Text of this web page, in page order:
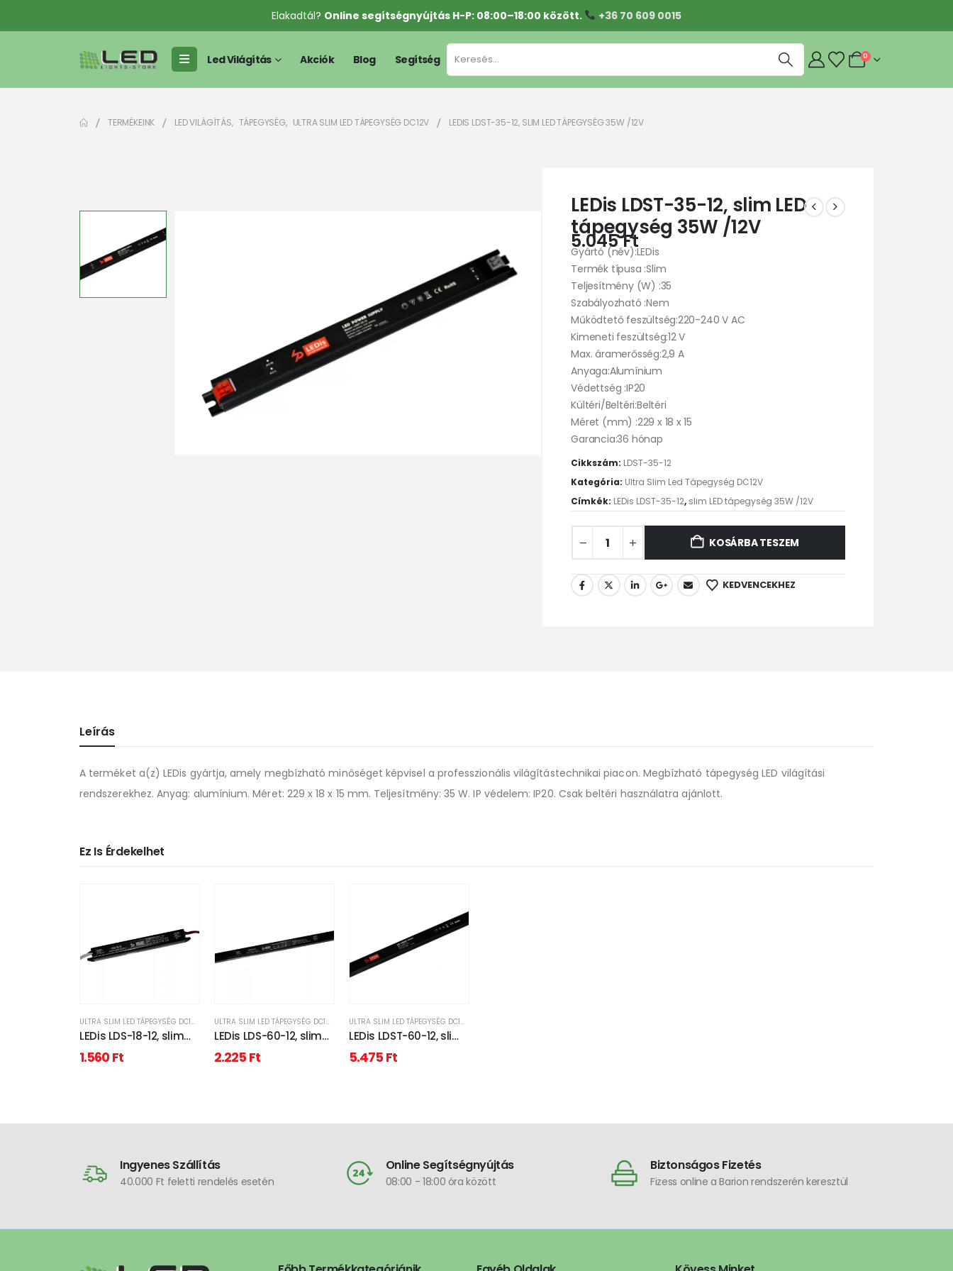
Elakadtál? Online segítségnyújtás H-P: 08:00–18:00 között. +36 70 609 0015
Led Világítás Akciók Blog Segítség 0
TERMÉKEINK LED VILÁGÍTÁS, TÁPEGYSÉG, ULTRA SLIM LED TÁPEGYSÉG DC12V LEDIS LDST-35-12, SLIM LED TÁPEGYSÉG 35W /12V
LEDis LDST-35-12, slim LED
tápegység 35W /12V
5.045Ft
Gyártó (név):LEDis
Termék típusa :Slim
Teljesítmény (W) :35
Szabályozható :Nem
Működtető feszültség:220-240 V AC
Kimeneti feszültség:12 V
Max. áramerősség:2,9 A
Anyaga:Alumínium
Védettség :IP20
Kültéri/Beltéri:Beltéri
Méret (mm) :229 x 18 x 15
Garancia:36 hónap
Cikkszám: LDST-35-12
Kategória: Ultra Slim Led Tápegység DC12V
Címkék: LEDis LDST-35-12, slim LED tápegység 35W /12V
KOSÁRBA TESZEM
KEDVENCEKHEZ
Leírás
A terméket a(z) LEDis gyártja, amely megbízható minőséget képvisel a professzionális világítástechnikai piacon. Megbízható tápegység LED világítási
rendszerekhez. Anyag: alumínium. Méret: 229 x 18 x 15 mm. Teljesítmény: 35 W. IP védelem: IP20. Csak beltéri használatra ajánlott.
Ez Is Érdekelhet
ULTRA SLIM LED TÁPEGYSÉG DC12V
LEDis LDS-18-12, slim
LED tápegység, 18W /
12V
1.560Ft
ULTRA SLIM LED TÁPEGYSÉG DC12V
LEDis LDS-60-12, slim
LED tápegység, 60W /
12V
2.225Ft
ULTRA SLIM LED TÁPEGYSÉG DC12V
LEDis LDST-60-12, slim
LED tápegység 60W /
12V
5.475Ft
Ingyenes Szállítás
40.000 Ft feletti rendelés esetén
Online Segítségnyújtás
08:00 - 18:00 óra között
Biztonságos Fizetés
Fizess online a Barion rendszerén keresztül